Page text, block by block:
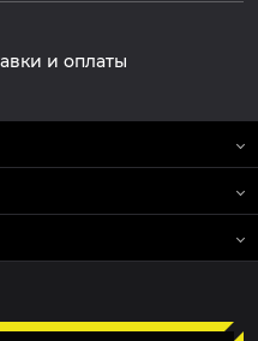
и оплаты